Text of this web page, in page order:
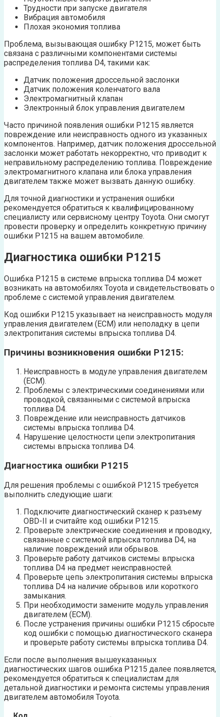
Трудности при запуске двигателя
Вибрация автомобиля
Плохая экономия топлива
Проблема, вызывающая ошибку P1215, может быть
связана с различными компонентами системы
распределения топлива D4, такими как:
Датчик положения дроссельной заслонки
Датчик положения коленчатого вала
Электромагнитный клапан
Электронный блок управления двигателем
Часто причиной появления ошибки P1215 является
повреждение или неисправность одного из указанных
компонентов. Например, датчик положения дроссельной
заслонки может работать некорректно, что приводит к
неправильному распределению топлива. Повреждение
электромагнитного клапана или блока управления
двигателем также может вызвать данную ошибку.
Для точной диагностики и устранения ошибки
рекомендуется обратиться к квалифицированному
специалисту или сервисному центру Toyota. Они смогут
провести проверку и определить конкретную причину
ошибки P1215 на вашем автомобиле.
Диагностика ошибки P1215
Ошибка P1215 в системе впрыска топлива D4 может
возникать на автомобилях Toyota и свидетельствовать о
проблеме с системой управления двигателем.
Код ошибки P1215 указывает на неисправность модуля
управления двигателем (ECM) или неполадку в цепи
электропитания системы впрыска топлива D4.
Причины возникновения ошибки P1215:
Неисправность в модуле управления двигателем
(ECM).
Проблемы с электрическими соединениями или
проводкой, связанными с системой впрыска
топлива D4.
Повреждение или неисправность датчиков
системы впрыска топлива D4.
Нарушение целостности цепи электропитания
системы впрыска топлива D4.
Диагностика ошибки P1215
Для решения проблемы с ошибкой P1215 требуется
выполнить следующие шаги:
Подключите диагностический сканер к разъему
OBD-II и считайте код ошибки P1215.
Проверьте электрические соединения и проводку,
связанные с системой впрыска топлива D4, на
наличие повреждений или обрывов.
Проверьте работу датчиков системы впрыска
топлива D4 на предмет неисправностей.
Проверьте цепь электропитания системы впрыска
топлива D4 на наличие обрывов или короткого
замыкания.
При необходимости замените модуль управления
двигателем (ECM).
После устранения причины ошибки P1215 сбросьте
код ошибки с помощью диагностического сканера
и проверьте работу системы впрыска топлива D4.
Если после выполнения вышеуказанных
диагностических шагов ошибка P1215 далее появляется,
рекомендуется обратиться к специалистам для
детальной диагностики и ремонта системы управления
двигателем автомобиля Toyota.